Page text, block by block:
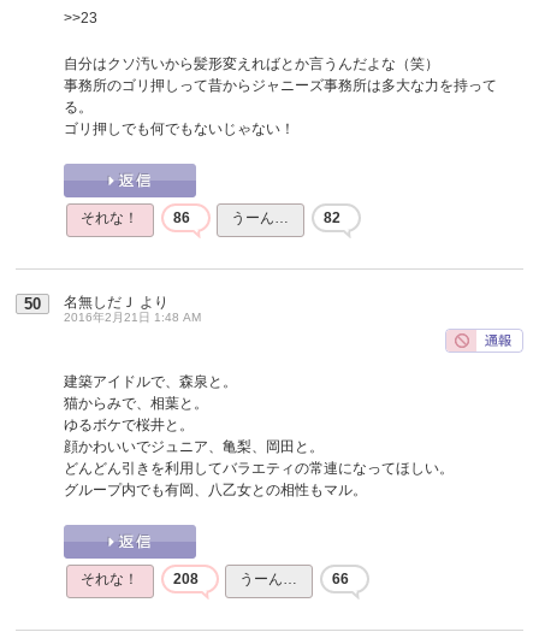
>>23
自分はクソ汚いから髪形変えればとか言うんだよな（笑）
事務所のゴリ押しって昔からジャニーズ事務所は多大な力を持って
る。
ゴリ押しでも何でもないじゃない！
それな！ 86 うーん… 82
50 名無しだＪ より
2016年2月21日 1:48 AM
建築アイドルで、森泉と。
猫からみで、相葉と。
ゆるボケで桜井と。
顔かわいいでジュニア、亀梨、岡田と。
どんどん引きを利用してバラエティの常連になってほしい。
グループ内でも有岡、八乙女との相性もマル。
それな！ 208 うーん… 66